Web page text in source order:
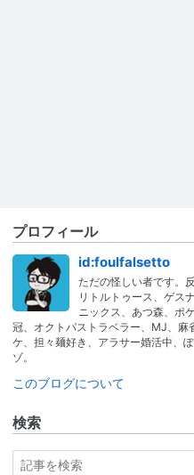
プロフィール
id:foulfalsetto
ただの怪しい者です。
リトルトゥース、ゲス
ニックス、あつ森、ポ
冠、オクトパストラベラー、MJ、麻
ケ、担々麺好き、アラサー婚活中、
ゾ。
このブログについて
検索